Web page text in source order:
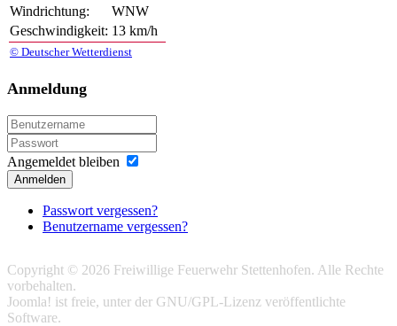
Windrichtung:
WNW
Geschwindigkeit: 13 km/h
© Deutscher Wetterdienst
Anmeldung
Angemeldet bleiben
Anmelden
Passwort vergessen?
Benutzername vergessen?
Copyright © 2026 Freiwillige Feuerwehr Stettenhofen. Alle Rechte
vorbehalten.
Joomla! ist freie, unter der GNU/GPL-Lizenz veröffentlichte
Software.